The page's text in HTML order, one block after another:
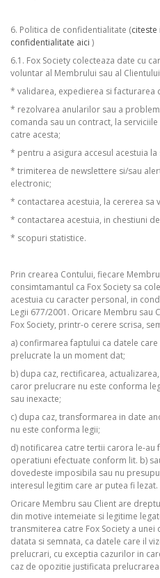
6. Politica de confidentialitate (
confidentialitate aici )
6.1. Fox Society colecteaza date cu
voluntar al Membrului sau al
* validarea, expedierea si facturarea
* rezolvarea anularilor sau a
comanda sau un contract, la
catre acesta;
* pentru a asigura accesul acestuia la
* trimiterea de newslettere si/sau
electronic;
* contactarea acestuia, la cererea sa
* contactarea acestuia, in chestiuni
* scopuri statistice.
Prin crearea Contului, fiecare
consimtamantul ca Fox Society sa
acestuia cu caracter personal, in
Legii 677/2001. Oricare Membru sau
Fox Society, printr-o cerere scrisa,
a) confirmarea faptului ca datele
prelucrate la un moment dat;
b) dupa caz, rectificarea,
caror prelucrare nu este conforma
sau inexacte;
c) dupa caz, transformarea in date
nu este conforma legii;
d) notificarea catre tertii carora le-au
operatiuni efectuate conform lit. b)
dovedeste imposibila sau nu
interesul legitim care ar putea fi lezat.
Oricare Membru sau Client are
din motive intemeiate si legitime
transmiterea catre Fox Society a
datata si semnata, ca datele care il
prelucrari, cu exceptia cazurilor in
caz de opozitie justificata